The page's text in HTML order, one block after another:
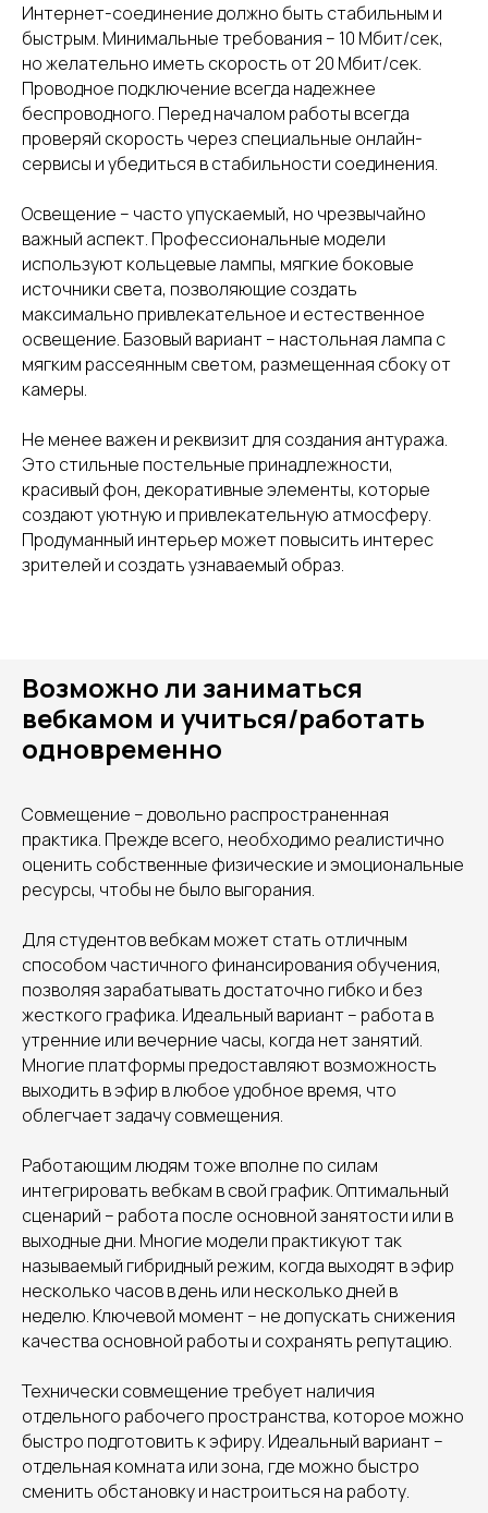
Интернет-соединение должно быть стабильным и
быстрым. Минимальные требования – 10 Мбит/сек,
но желательно иметь скорость от 20 Мбит/сек.
Проводное подключение всегда надежнее
беспроводного. Перед началом работы всегда
проверяй скорость через специальные онлайн-
сервисы и убедиться в стабильности соединения.
Освещение – часто упускаемый, но чрезвычайно
важный аспект. Профессиональные модели
используют кольцевые лампы, мягкие боковые
источники света, позволяющие создать
максимально привлекательное и естественное
освещение. Базовый вариант – настольная лампа с
мягким рассеянным светом, размещенная сбоку от
камеры.
Не менее важен и реквизит для создания антуража.
Это стильные постельные принадлежности,
красивый фон, декоративные элементы, которые
создают уютную и привлекательную атмосферу.
Продуманный интерьер может повысить интерес
зрителей и создать узнаваемый образ.
Возможно ли заниматься
вебкамом и учиться/работать
одновременно
Совмещение – довольно распространенная
практика. Прежде всего, необходимо реалистично
оценить собственные физические и эмоциональные
ресурсы, чтобы не было выгорания.
Для студентов вебкам может стать отличным
способом частичного финансирования обучения,
позволяя зарабатывать достаточно гибко и без
жесткого графика. Идеальный вариант – работа в
утренние или вечерние часы, когда нет занятий.
Многие платформы предоставляют возможность
выходить в эфир в любое удобное время, что
облегчает задачу совмещения.
Работающим людям тоже вполне по силам
интегрировать вебкам в свой график. Оптимальный
сценарий – работа после основной занятости или в
выходные дни. Многие модели практикуют так
называемый гибридный режим, когда выходят в эфир
несколько часов в день или несколько дней в
неделю. Ключевой момент – не допускать снижения
качества основной работы и сохранять репутацию.
Технически совмещение требует наличия
отдельного рабочего пространства, которое можно
быстро подготовить к эфиру. Идеальный вариант –
отдельная комната или зона, где можно быстро
сменить обстановку и настроиться на работу.